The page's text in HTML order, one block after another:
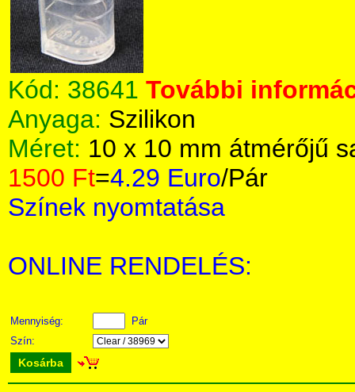
Kód: 38641 További
Anyaga: Szilikon
Méret: 10 x 10 mm átmérőjű
1500 Ft=4.29 Euro/Pár
Színek nyomtatása
ONLINE RENDELÉS:
Mennyiség:
Pár
Szín:
Kosárba